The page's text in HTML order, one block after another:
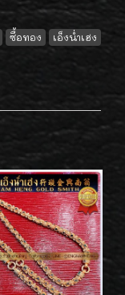
ซื้อทอง
เอ็งน่ำเฮง